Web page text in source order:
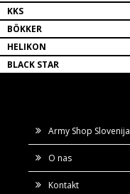
KKS
BÖKKER
HELIKON
BLACK STAR
Army Shop Slovenija
O nas
Kontakt